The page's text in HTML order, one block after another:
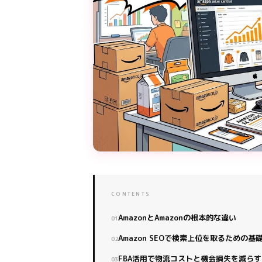
CONTENTS
AmazonとAmazonの根本的な違い
Amazon SEOで検索上位を取るための基
FBA活用で物流コストと機会損失を減らす